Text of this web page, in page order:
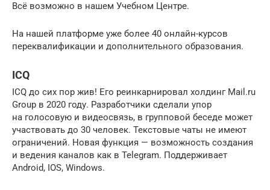
Всё возможно в нашем Учебном Центре.
На нашей платформе уже более 40 онлайн-курсов
переквалификации и дополнительного образования.
ICQ
ICQ до сих пор жив! Его реинкарнировал холдинг Mail.ru
Group в 2020 году. Разработчики сделали упор
на голосовую и видеосвязь, в групповой беседе может
участвовать до 30 человек. Текстовые чаты не имеют
ограничений. Новая функция — возможность создания
и ведения каналов как в Telegram. Поддерживает
Android, IOS, Windows.